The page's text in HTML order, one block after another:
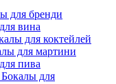
для бренди
вина
для коктейлей
для мартини
пива
Бокалы для